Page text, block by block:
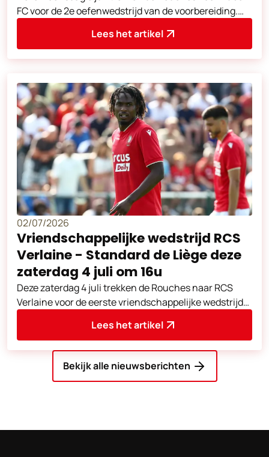
FC voor de 2e oefenwedstrijd van de voorbereiding.
Lees het artikel
02/07/2026
Vriendschappelijke wedstrijd RCS
Verlaine - Standard de Liège deze
zaterdag 4 juli om 16u
Deze zaterdag 4 juli trekken de Rouches naar RCS
Verlaine voor de eerste vriendschappelijke wedstrijd
Lees het artikel
Bekijk alle nieuwsberichten